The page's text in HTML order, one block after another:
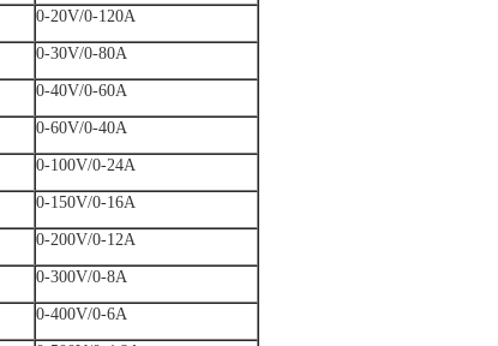
0-20V/0-120A
0-30V/0-80A
0-40V/0-60A
0-60V/0-40A
0-100V/0-24A
0-150V/0-16A
0-200V/0-12A
0-300V/0-8A
0-400V/0-6A